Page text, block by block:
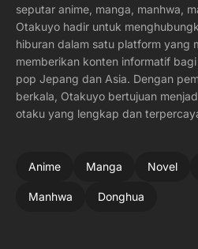
seputar anime, manga, manhwa,
Otakuyo hadir untuk
hiburan dalam satu platform yang
memberikan konten informatif
pop Jepang dan Asia. Dengan
berkala, Otakuyo bertujuan
otaku yang lengkap dan
Anime Manga Novel
Manhwa Donghua